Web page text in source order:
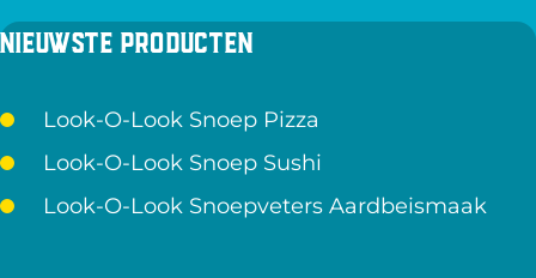
Nieuwste producten
Look-O-Look Snoep Pizza
Look-O-Look Snoep Sushi
Look-O-Look Snoepveters Aardbeismaak